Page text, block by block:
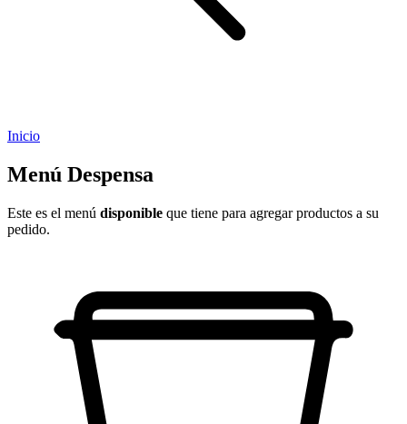
Inicio
Menú Despensa
Este es el menú disponible que tiene para agregar productos a su
pedido.